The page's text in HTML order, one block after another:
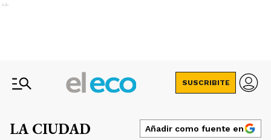
Ads
SUSCRIBITE
LA CIUDAD Añadir como fuente en